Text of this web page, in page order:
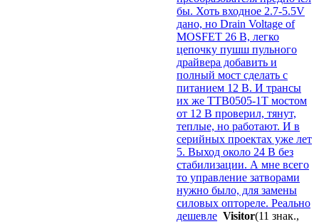
бы. Хоть входное 2.7-5.5V
дано, но Drain Voltage of
MOSFET 26 В, легко
цепочку пушш пульного
драйвера добавить и
полный мост сделать с
питанием 12 В. И трансы
их же TTB0505-1T мостом
от 12 В проверил, тянут,
теплые, но работают. И в
серийных проектах уже лет
5. Выход около 24 В без
стабилизации. А мне всего
то управление затворами
нужно было, для замены
силовых оптореле. Реально
дешевле Visitor(11 знак.,